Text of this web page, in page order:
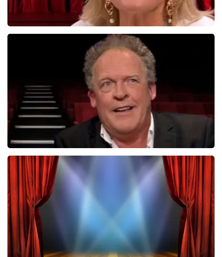
Tineke Schouten
1353+reviews
Bert Visscher
1655+reviews
BEKIJKEN